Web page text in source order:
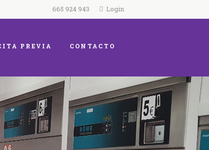
665 924 943 Login
PREVIA CONTACTO